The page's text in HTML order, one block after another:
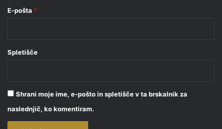
E-pošta *
Spletišče
Shrani moje ime, e-pošto in spletišče v ta brskalnik za
naslednjič, ko komentiram.